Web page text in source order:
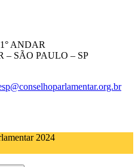
ANDAR
– SÃO PAULO – SP
2024